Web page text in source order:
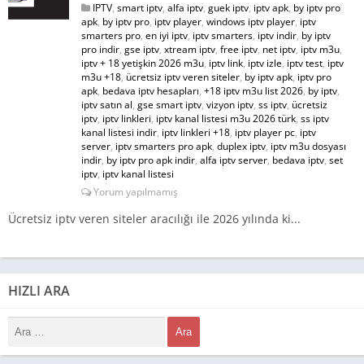
IPTV, smart iptv, alfa iptv, guek iptv, iptv apk, by iptv pro
apk, by iptv pro, iptv player, windows iptv player, iptv
smarters pro, en iyi iptv, iptv smarters, iptv indir, by iptv
pro indir, gse iptv, xtream iptv, free iptv, net iptv, iptv m3u,
iptv + 18 yetişkin 2026 m3u, iptv link, iptv izle, iptv test, iptv
m3u +18, ücretsiz iptv veren siteler, by iptv apk, iptv pro
apk, bedava iptv hesapları, +18 iptv m3u list 2026, by iptv,
iptv satın al, gse smart iptv, vizyon iptv, ss iptv, ücretsiz
iptv, iptv linkleri, iptv kanal listesi m3u 2026 türk, ss iptv
kanal listesi indir, iptv linkleri +18, iptv player pc, iptv
server, iptv smarters pro apk, duplex iptv, iptv m3u dosyası
indir, by iptv pro apk indir, alfa iptv server, bedava iptv, set
iptv, iptv kanal listesi
Yorum yapılmamış
Ücretsiz iptv veren siteler aracılığı ile 2026 yılında ki...
HIZLI ARA